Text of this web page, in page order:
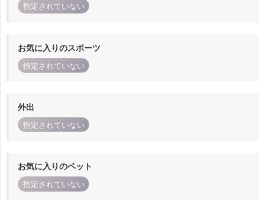
指定されていない
お気に入りのスポーツ
指定されていない
外出
指定されていない
お気に入りのペット
指定されていない